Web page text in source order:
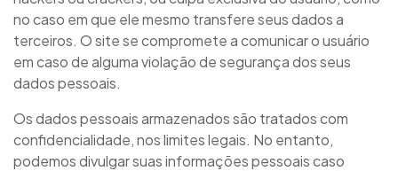
no caso em que ele mesmo transfere seus dados a
terceiros. O site se compromete a comunicar o usuário
em caso de alguma violação de segurança dos seus
dados pessoais.
Os dados pessoais armazenados são tratados com
confidencialidade, nos limites legais. No entanto,
podemos divulgar suas informações pessoais caso